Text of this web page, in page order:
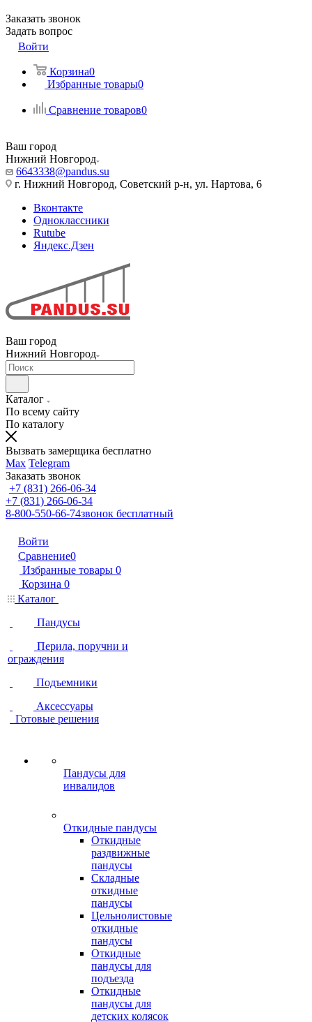
Заказать звонок
Задать вопрос
Войти
Корзина0
Избранные товары0
Сравнение товаров0
Ваш город
Нижний Новгород
6643338@pandus.su
г. Нижний Новгород, Советский р-н, ул. Нартова, 6
Вконтакте
Одноклассники
Rutube
Яндекс.Дзен
Ваш город
Нижний Новгород
Каталог
По всему сайту
По каталогу
Вызвать замерщика бесплатно
Max Telegram
Заказать звонок
+7 (831) 266-06-34
+7 (831) 266-06-34
8-800-550-66-74звонок бесплатный
Войти
Сравнение0
Избранные товары 0
Корзина 0
Каталог
Пандусы
Перила, поручни и
ограждения
Подъемники
Аксессуары
Готовые решения
Пандусы для
инвалидов
Откидные пандусы
Откидные
раздвижные
пандусы
Складные
откидные
пандусы
Цельнолистовые
откидные
пандусы
Откидные
пандусы для
подъезда
Откидные
пандусы для
детских колясок